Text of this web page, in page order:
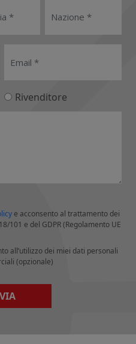
Rivenditore
e acconsento al trattamento dei
101 e del GDPR (Regolamento UE
all’utilizzo dei miei dati personali
(opzionale)